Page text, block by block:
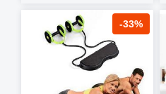
-33%